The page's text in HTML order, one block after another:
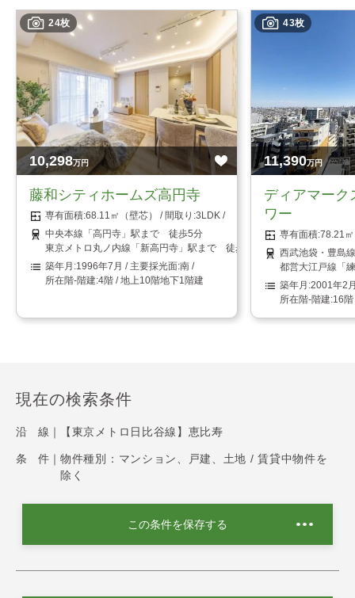
24枚
10,298万円
藤和シティホームズ高円寺
68.11㎡（壁芯）
3LDK
中央本線「高円寺」駅まで 徒歩5分
東京メトロ丸ノ内線「新高円寺」駅まで 徒歩8分
1996年7月
南
4階 / 地上10階地下1階建
43枚
11,390万円
ディアマーク
ワー
78.21
西武池袋・豊島
都営大江戸線「
2001年2
16
現在の検索条件
沿 線｜ 【東京メトロ日比谷線】恵比寿
条 件｜ 物件種別：マンション、戸建、土地 / 賃貸中物件を
除く
この条件を保存する